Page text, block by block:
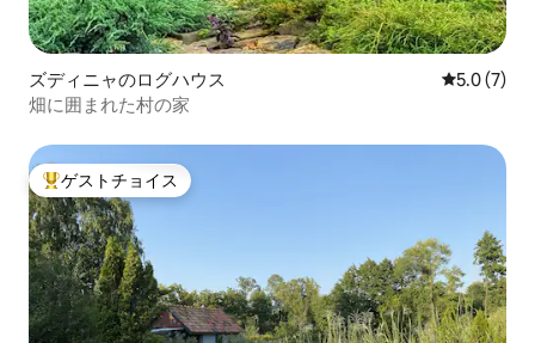
ズディニャのログハウス レビュー7
5.0 (7)
畑に囲まれた村の家
大好評のゲストチョイスです。
ゲストチョイス